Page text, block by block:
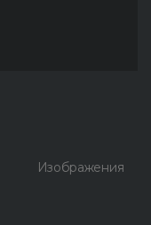
Изображения